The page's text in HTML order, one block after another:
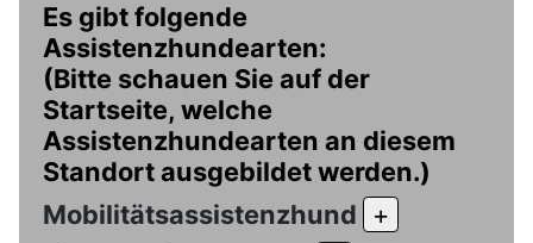
Es gibt folgende
Assistenzhundearten:
(Bitte schauen Sie auf der
Startseite, welche
Assistenzhundearten an diesem
Standort ausgebildet werden.)
Mobilitätsassistenzhund
+